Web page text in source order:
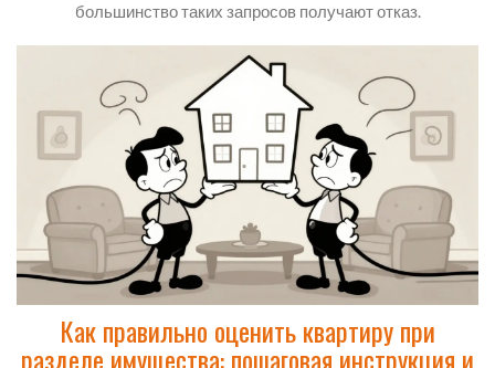
большинство таких запросов получают отказ.
Как правильно оценить квартиру при
разделе имущества: пошаговая инструкция и